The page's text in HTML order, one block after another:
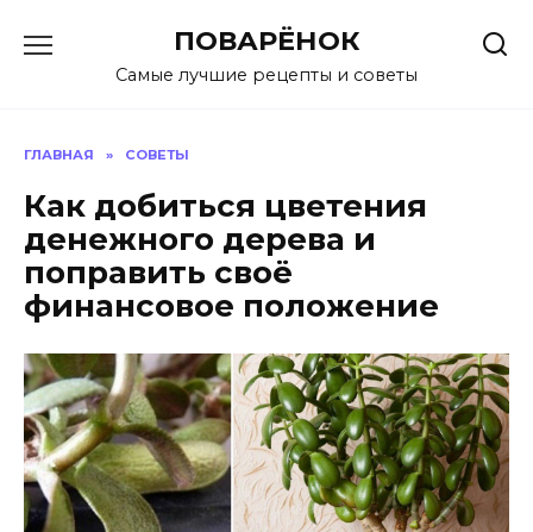
содержанию
ПОВАРЁНОК
Самые лучшие рецепты и советы
ГЛАВНАЯ » СОВЕТЫ
Как добиться цветения
денежного дерева и
поправить своё
финансовое положение